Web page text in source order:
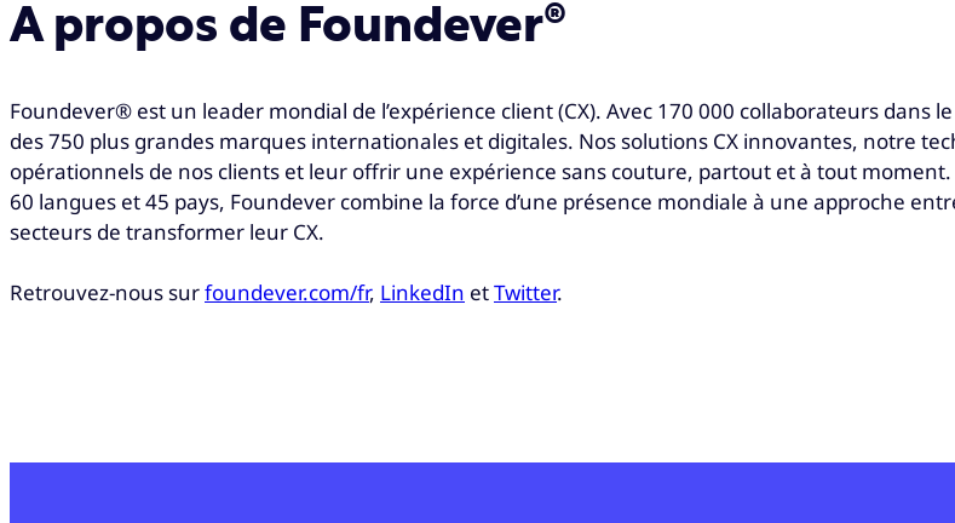
A propos de Foundever®
Foundever® est un leader mondial de l’expérience client (CX). Avec 170 000 collaborateurs dans
des 750 plus grandes marques internationales et digitales. Nos solutions CX innovantes, notre
opérationnels de nos clients et leur offrir une expérience sans couture, partout et à tout
60 langues et 45 pays, Foundever combine la force d’une présence mondiale à une approche
secteurs de transformer leur CX.
Retrouvez-nous surfoundever.com/fr, LinkedIn etTwitter.